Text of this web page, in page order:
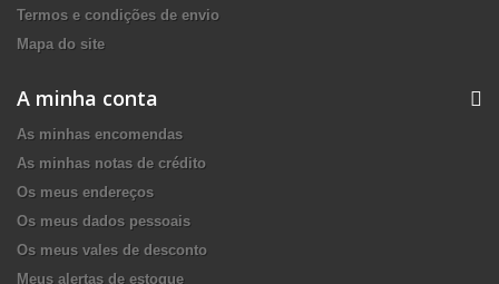
Termos e condições de envio
Mapa do site
A minha conta
As minhas encomendas
As minhas notas de crédito
Os meus endereços
Os meus dados pessoais
Os meus vales de desconto
Meus alertas de estoque